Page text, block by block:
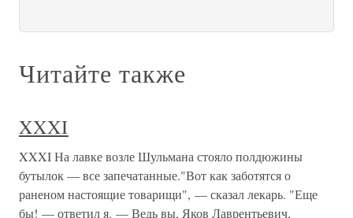
Читайте также
XXXI
XXXI На лавке возле Шульмана стояло полдюжины
бутылок — все запечатанные."Вот как заботятся о
раненом настоящие товарищи", — сказал лекарь. "Еще
бы! — ответил я. — Ведь вы, Яков Лаврентьевич,